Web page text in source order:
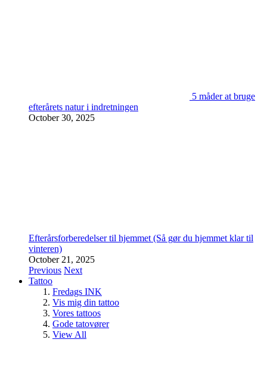
5 måder at bruge
efterårets natur i indretningen
October 30, 2025
Efterårsforberedelser til hjemmet (Så gør du hjemmet klar til
vinteren)
October 21, 2025
Previous Next
Tattoo
Fredags INK
Vis mig din tattoo
Vores tattoos
Gode tatovører
View All